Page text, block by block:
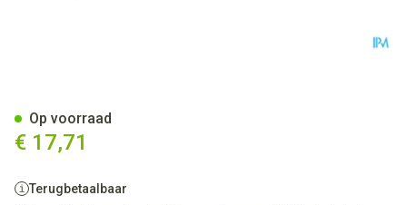
€ 17,71
Terugbetaalbaar
Op voorraad